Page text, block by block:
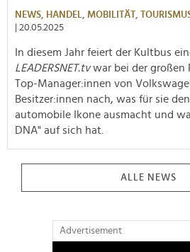
NEWS, HANDEL, MOBILITÄT,
| 20.05.2025
In diesem Jahr feiert der Kultbus
LEADERSNET.tvwar bei der großen
Top-Manager:innen von
Besitzer:innen nach, was für sie
automobile Ikone ausmacht und
DNA" auf sich hat.
ALLE NEWS
Advertisement